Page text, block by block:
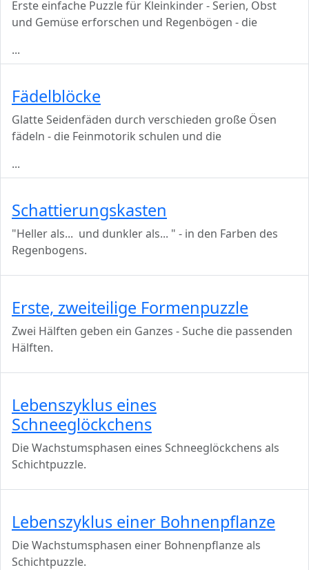
Erste einfache Puzzle für Kleinkinder - Serien, Obst
und Gemüse erforschen und Regenbögen - die
...
Fädelblöcke
Glatte Seidenfäden durch verschieden große Ösen
fädeln - die Feinmotorik schulen und die
...
Schattierungskasten
"Heller als... und dunkler als... " - in den Farben des
Regenbogens.
Erste, zweiteilige Formenpuzzle
Zwei Hälften geben ein Ganzes - Suche die passenden
Hälften.
Lebenszyklus eines
Schneeglöckchens
Die Wachstumsphasen eines Schneeglöckchens als
Schichtpuzzle.
Lebenszyklus einer Bohnenpflanze
Die Wachstumsphasen einer Bohnenpflanze als
Schichtpuzzle.